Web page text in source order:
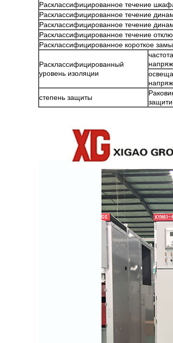
Расклассифицированное течение
Расклассифицированное течение
Расклассифицированное течение
Расклассифицированное течение
Расклассифицированное короткое
Расклассифицированный
уровень изоляции
степень защиты